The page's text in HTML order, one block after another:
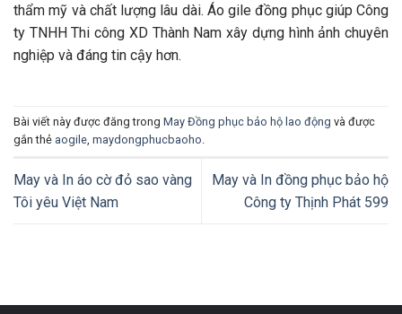
thẩm mỹ và chất lượng lâu dài. Áo gile đồng phục giúp Công
ty TNHH Thi công XD Thành Nam xây dựng hình ảnh chuyên
nghiệp và đáng tin cậy hơn.
Bài viết này được đăng trong May Đồng phục bảo hộ lao động và được
gắn thẻ aogile maydongphucbaoho
May và In áo cờ đỏ sao vàng
Tôi yêu Việt Nam
May và In đồng phục bảo hộ
Công ty Thịnh Phát 599